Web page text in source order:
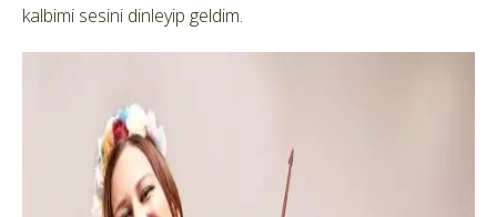
kalbimi sesini dinleyip geldim.